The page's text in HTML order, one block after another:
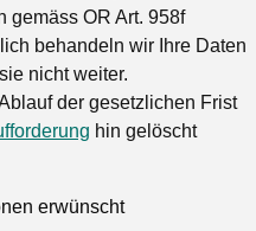
gemäss OR Art. 958f
behandeln wir Ihre Daten
nicht weiter.
der gesetzlichen Frist
hin gelöscht
erwünscht